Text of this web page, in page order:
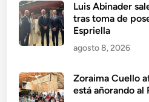
Luis Abinader
tras toma de
Espriella
agosto 8, 2026
Zoraima Cuello
está añorando al